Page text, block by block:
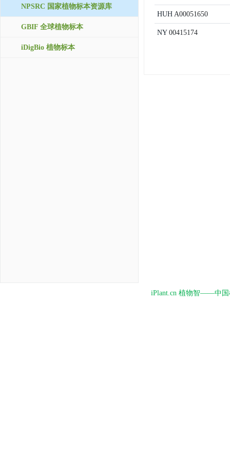
NPSRC 国家植物标本资源库
GBIF 全球植物标本
iDigBio 植物标本
HUH A00051650
NY00415174
iPlant.cn 植物智——中国